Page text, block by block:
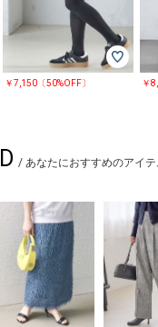
￥7,150〔50%OFF〕 ￥
/ あなたにおすすめのアイテ